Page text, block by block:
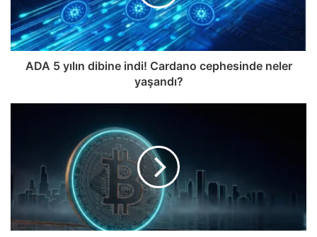
ADA 5 yılın dibine indi! Cardano cephesinde neler
yaşandı?